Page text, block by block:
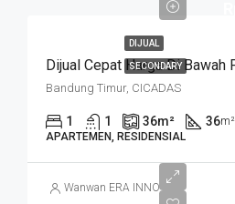
DIJUAL
SECONDARY
Bandung Timur, CICADAS
1 1 36m² 36m²
APARTEMEN, RESIDENSIAL
Wanwan ERA INNO